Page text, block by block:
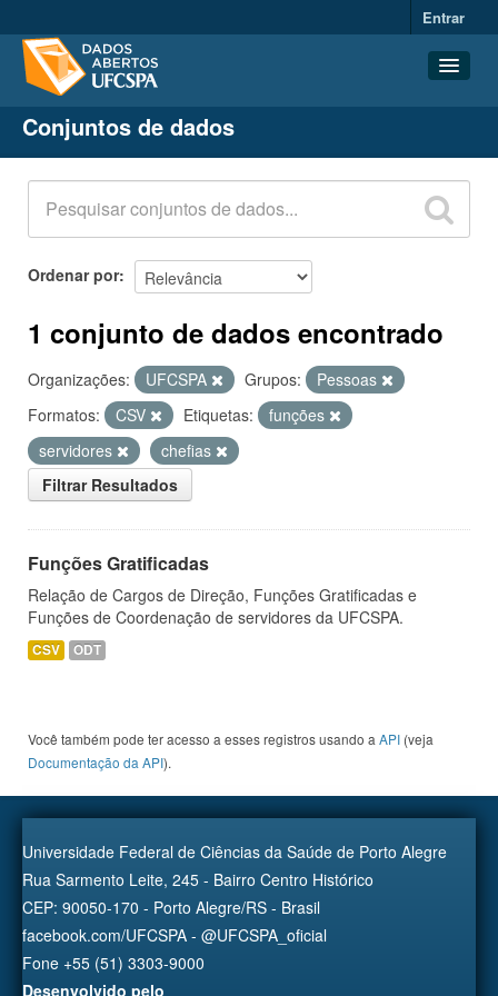
Entrar
Conjuntos de dados
Organizações
Grupos
Sobre
Conjuntos de dados
Ordenar por
1 conjunto de dados encontrado
Organizações: UFCSPA Grupos:
Pessoas
Formatos:
CSV Etiquetas:
funções
servidores
chefias
Filtrar Resultados
Funções Gratificadas
Relação de Cargos de Direção, Funções Gratificadas e
Funções de Coordenação de servidores da UFCSPA.
CSV ODT
Você também pode ter acesso a esses registros usando a API (veja
Documentação da API).
Universidade Federal de Ciências da Saúde de Porto Alegre
Rua Sarmento Leite, 245 - Bairro Centro Histórico
CEP: 90050-170 - Porto Alegre/RS - Brasil
facebook.com/UFCSPA - @UFCSPA_oficial
Fone +55 (51) 3303-9000
Desenvolvido pelo